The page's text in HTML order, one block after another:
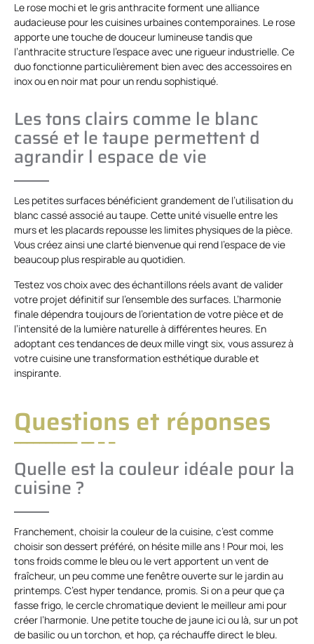
Le rose mochi et le gris anthracite forment une alliance
audacieuse pour les cuisines urbaines contemporaines. Le rose
apporte une touche de douceur lumineuse tandis que
l’anthracite structure l’espace avec une rigueur industrielle. Ce
duo fonctionne particulièrement bien avec des accessoires en
inox ou en noir mat pour un rendu sophistiqué.
Les tons clairs comme le blanc
cassé et le taupe permettent d
agrandir l espace de vie
Les petites surfaces bénéficient grandement de l’utilisation du
blanc cassé associé au taupe. Cette unité visuelle entre les
murs et les placards repousse les limites physiques de la pièce.
Vous créez ainsi une clarté bienvenue qui rend l’espace de vie
beaucoup plus respirable au quotidien.
Testez vos choix avec des échantillons réels avant de valider
votre projet définitif sur l’ensemble des surfaces. L’harmonie
finale dépendra toujours de l’orientation de votre pièce et de
l’intensité de la lumière naturelle à différentes heures. En
adoptant ces tendances de deux mille vingt six, vous assurez à
votre cuisine une transformation esthétique durable et
inspirante.
Questions et réponses
Quelle est la couleur idéale pour la
cuisine ?
Franchement, choisir la couleur de la cuisine, c’est comme
choisir son dessert préféré, on hésite mille ans ! Pour moi, les
tons froids comme le bleu ou le vert apportent un vent de
fraîcheur, un peu comme une fenêtre ouverte sur le jardin au
printemps. C’est hyper tendance, promis. Si on a peur que ça
fasse frigo, le cercle chromatique devient le meilleur ami pour
créer l’harmonie. Une petite touche de jaune ici ou là, sur un pot
de basilic ou un torchon, et hop, ça réchauffe direct le bleu.